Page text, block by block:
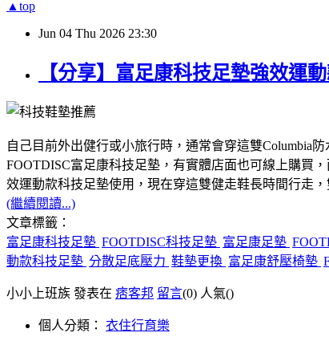
▲top
Jun 04 Thu 2026 23:30
【分享】富足康科技足墊強效運
自己目前外出健行或小旅行時，通常會穿這雙Columbia
FOOTDISC富足康科技足墊，有實體店面也可線上購買
效運動款科技足墊使用，現在穿這雙健走鞋長時間行走
(繼續閱讀...)
文章標籤：
富足康科技足墊 FOOTDISC科技足墊 富足康足墊
動款科技足墊 分散足底壓力 鞋墊更換 富足康舒壓椅墊
小小上班族 發表在 痞客邦 留言(0) 人氣()
個人分類： 衣住行育樂